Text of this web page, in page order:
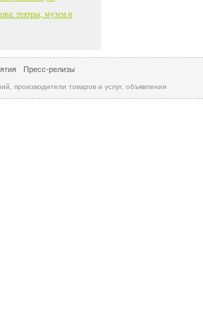
театры, музеи и
Пресс-релизы
производители товаров и услуг, объявления